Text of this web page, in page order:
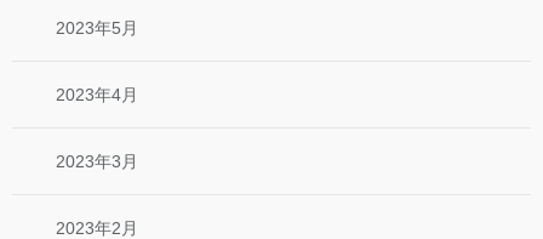
2023年5月
2023年4月
2023年3月
2023年2月